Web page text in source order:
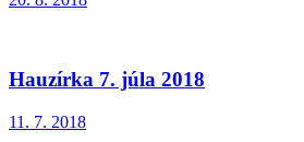
Hauzírka 7. júla 2018
11. 7. 2018